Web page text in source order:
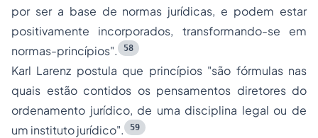
por ser a base de normas jurídicas, e podem estar
positivamente incorporados, transformando-se em
normas-princípios". 58
Karl Larenz postula que princípios "são fórmulas nas
quais estão contidos os pensamentos diretores do
ordenamento jurídico, de uma disciplina legal ou de
um instituto jurídico". 59